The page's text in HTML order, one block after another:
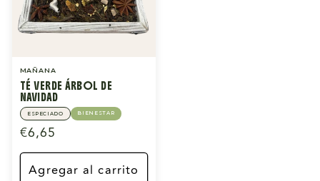
MAÑANA
TÉ VERDE ÁRBOL DE
NAVIDAD
ESPECIADO BIENESTAR
Precio
habitual
€6,65
Agregar al carrito